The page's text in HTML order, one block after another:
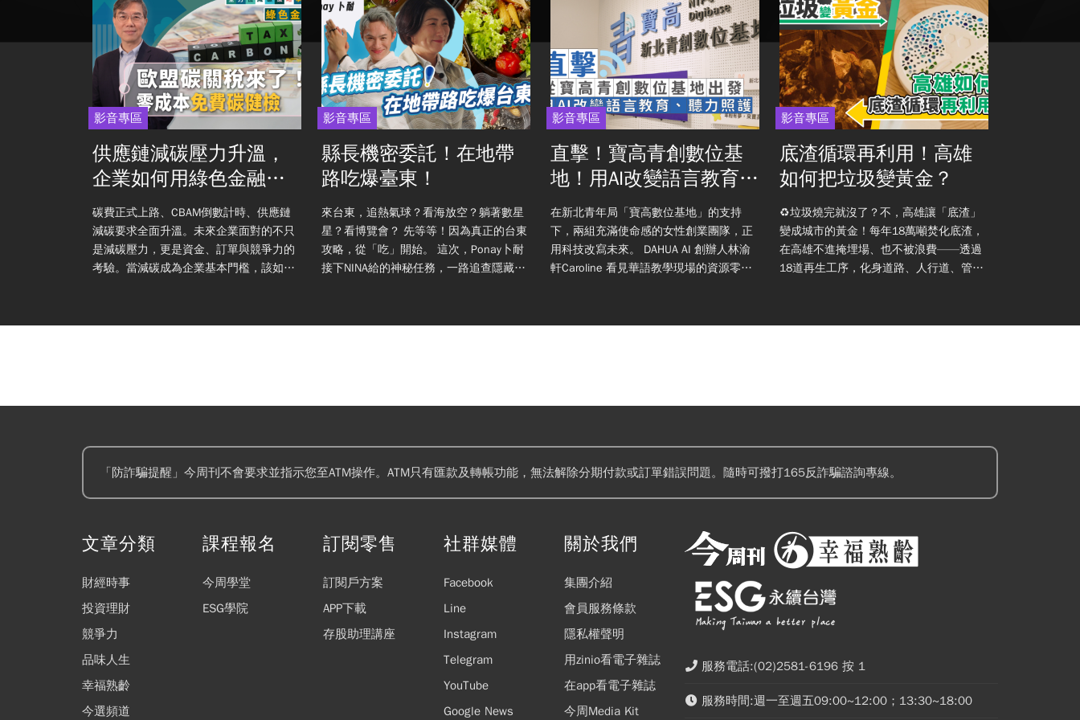
影音專區
供應鏈減碳壓力升溫，
企業如何用綠色金融突
圍？
碳費正式上路、CBAM倒數計時、供應鏈
減碳要求全面升溫。未來企業面對的不只
是減碳壓力，更是資金、訂單與競爭力的
考驗。當減碳成為企業基本門檻，該如何
影音專區
縣長機密委託！在地帶
路吃爆臺東！
來台東，追熱氣球？看海放空？躺著數星
星？看博覽會？ 先等等！因為真正的台東
攻略，從「吃」開始。 這次，Ponay卜耐
接下NINA給的神秘任務，一路追查隱藏在
影音專區
直擊！寶高青創數位基
地！用AI改變語言教育、
聽力照護！
在新北青年局「寶高數位基地」的支持
下，兩組充滿使命感的女性創業團隊，正
用科技改寫未來。 DAHUA AI 創辦人林渝
軒Caroline 看見華語教學現場的資源零碎
影音專區
底渣循環再利用！高雄
如何把垃圾變黃金？
♻️垃圾燒完就沒了？不，高雄讓「底渣」
變成城市的黃金！ 每年18萬噸焚化底渣，
在高雄不進掩埋場、也不被浪費——透過
18道再生工序，化身道路、人行道、管線
「防詐騙提醒」今周刊不會要求並指示您至ATM操作。ATM只有匯款及轉帳功能，無法解除分期付款或訂單錯誤問題。隨時可撥打165反詐騙諮詢專線。
文章分類
財經時事
投資理財
競爭力
品味人生
幸福熟齡
今選頻道
課程報名
今周學堂
ESG學院
訂閱零售
訂閱戶方案
APP下載
存股助理講座
社群媒體
Facebook
Line
Instagram
Telegram
YouTube
Google News
關於我們
集團介紹
會員服務條款
隱私權聲明
用zinio看電子雜誌
在app看電子雜誌
今周Media Kit
服務電話:(02)2581-6196 按 1
服務時間:週一至週五09:00~12:00；13:30~18:00